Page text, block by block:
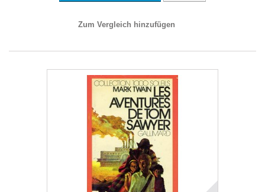
Zum Vergleich hinzufügen